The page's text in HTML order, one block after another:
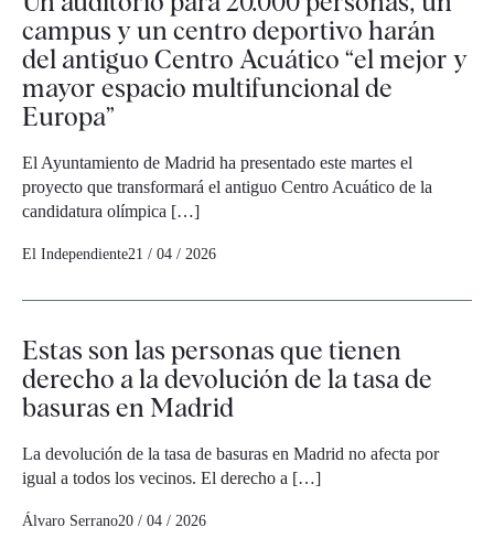
campus y un centro deportivo harán
del antiguo Centro Acuático “el mejor y
mayor espacio multifuncional de
Europa”
El Ayuntamiento de Madrid ha presentado este martes el
proyecto que transformará el antiguo Centro Acuático de la
candidatura olímpica […]
El Independiente21 / 04 / 2026
Estas son las personas que tienen
derecho a la devolución de la tasa de
basuras en Madrid
La devolución de la tasa de basuras en Madrid no afecta por
igual a todos los vecinos. El derecho a […]
Álvaro Serrano20 / 04 / 2026